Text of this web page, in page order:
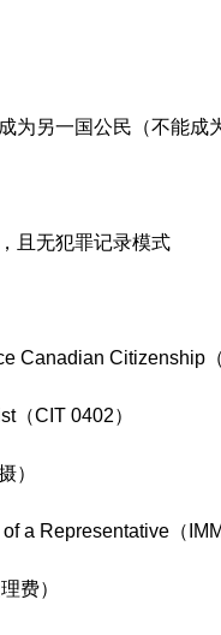
为另一国公民（不能成
且无犯罪记录模式
Canadian Citizenship
（CIT 0402）
）
a Representative（IMM
费）